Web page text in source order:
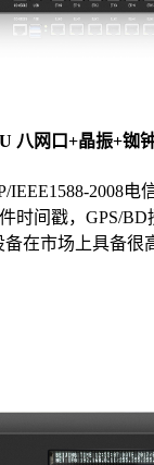
八网口+晶振+铷
IEEE1588-2008电
时间戳，GPS/BD
备在市场上具备很